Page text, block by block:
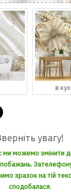
в
увагу!
ми можемо змінити
зразок на тій
сподобалася.